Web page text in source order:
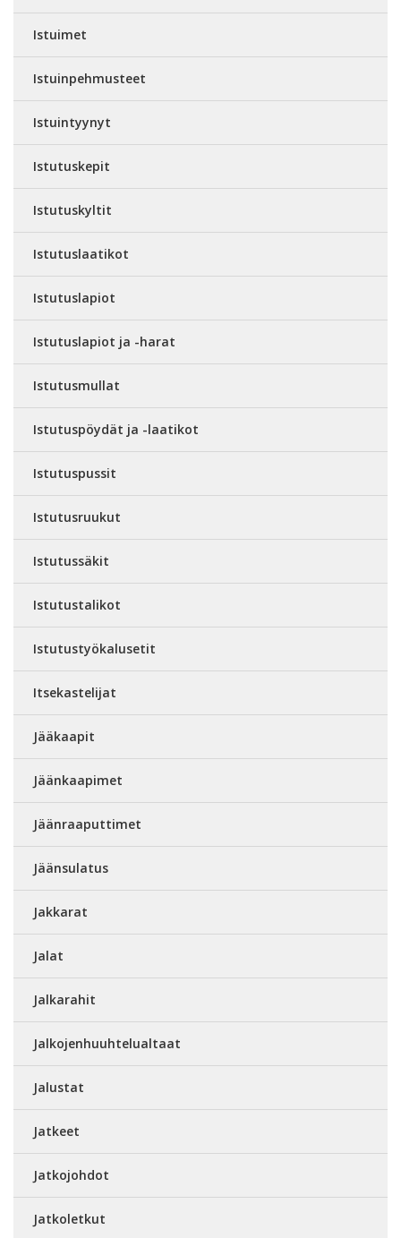
Istuimet
Istuinpehmusteet
Istuintyynyt
Istutuskepit
Istutuskyltit
Istutuslaatikot
Istutuslapiot
Istutuslapiot ja -harat
Istutusmullat
Istutuspöydät ja -laatikot
Istutuspussit
Istutusruukut
Istutussäkit
Istutustalikot
Istutustyökalusetit
Itsekastelijat
Jääkaapit
Jäänkaapimet
Jäänraaputtimet
Jäänsulatus
Jakkarat
Jalat
Jalkarahit
Jalkojenhuuhtelualtaat
Jalustat
Jatkeet
Jatkojohdot
Jatkoletkut